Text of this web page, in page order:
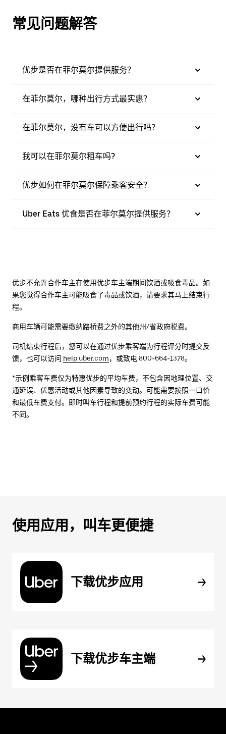
常见问题解答
优步是否在菲尔莫尔提供服务？
在菲尔莫尔，哪种出行方式最实惠？
在菲尔莫尔，没有车可以方便出行吗？
我可以在菲尔莫尔租车吗?
优步如何在菲尔莫尔保障乘客安全？
Uber Eats 优食是否在菲尔莫尔提供服务？
优步不允许合作车主在使用优步车主端期间饮酒或吸食毒品。如
果您觉得合作车主可能吸食了毒品或饮酒，请要求其马上结束行
程。
商用车辆可能需要缴纳路桥费之外的其他州/省政府税费。
司机结束行程后，您可以在通过优步乘客端为行程评分时提交反
馈，也可以访问 help.uber.com，或致电 800-664-1378。
*示例乘客车费仅为特惠优步的平均车费，不包含因地理位置、交
通延误、优惠活动或其他因素导致的变动。可能需要按照一口价
和最低车费支付。即时叫车行程和提前预约行程的实际车费可能
不同。
使用应用，叫车更便捷
下载优步应用
下载优步车主端